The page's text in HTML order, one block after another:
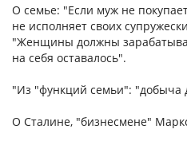
О семье: "Если муж не
не исполняет своих
"Женщины должны
на себя оставалось".
"Из "функций семьи": "добыча
О Сталине, "бизнесмене"